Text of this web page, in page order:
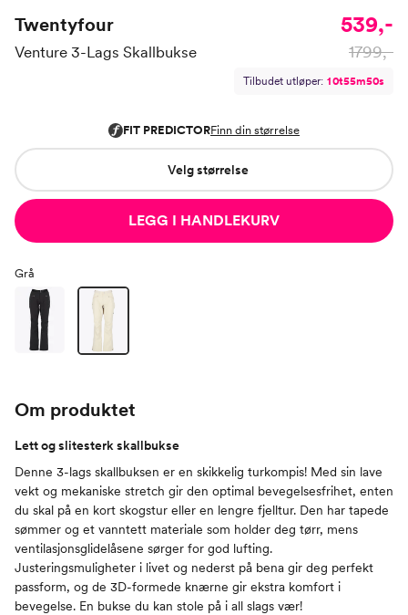
Twentyfour
Venture 3-Lags Skallbukse
539,-
1799,-
Tilbudet utløper: 10t55m49s
Velg størrelse
LEGG I HANDLEKURV
Grå
Om produktet
Lett og slitesterk skallbukse
Denne 3-lags skallbuksen er en skikkelig turkompis! Med sin lave
vekt og mekaniske stretch gir den optimal bevegelsesfrihet, enten
du skal på en kort skogstur eller en lengre fjelltur. Den har tapede
sømmer og et vanntett materiale som holder deg tørr, mens
ventilasjonsglidelåsene sørger for god lufting.
Justeringsmuligheter i livet og nederst på bena gir deg perfekt
passform, og de 3D-formede knærne gir ekstra komfort i
bevegelse. En bukse du kan stole på i all slags vær!